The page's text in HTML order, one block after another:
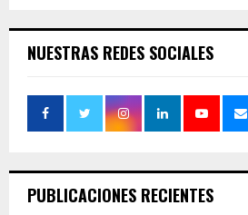
NUESTRAS REDES SOCIALES
PUBLICACIONES RECIENTES